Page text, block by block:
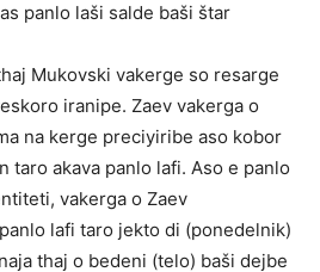
panlo laši salde baši štar
Mukovski vakerge so resarge
iranipe. Zaev vakerga o
na kerge preciyiribe aso kobor
taro akava panlo lafi. Aso e panlo
vakerga o Zaev
lafi taro jekto di (ponedelnik)
thaj o bedeni (telo) baši dejbe